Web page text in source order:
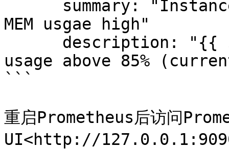
MEM usgae high"
usage above 85%
```
重启Prometheus后访问
UI<http://127.0.0.1:9090/